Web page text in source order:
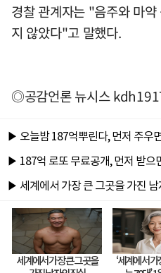
경찰 관계자는 "음주와 마
지 않았다"고 말했다.
◎공감언론 뉴시스